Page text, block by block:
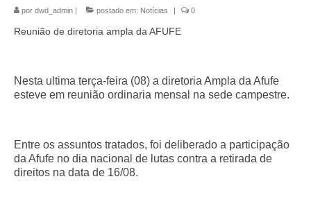
por dwd_admin postado em: Notícias 0
Reunião de diretoria ampla da AFUFE
Nesta ultima terça-feira (08) a diretoria Ampla da Afufe
esteve em reunião ordinaria mensal na sede campestre.
Entre os assuntos tratados, foi deliberado a participação
da Afufe no dia nacional de lutas contra a retirada de
direitos na data de 16/08.